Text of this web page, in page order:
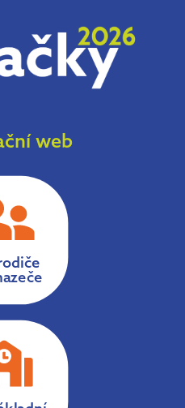
web
rodiče